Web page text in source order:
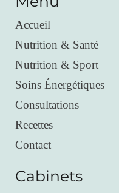
Accueil
Nutrition & Santé
Nutrition & Sport
Soins Énergétiques
Consultations
Recettes
Contact
Cabinets